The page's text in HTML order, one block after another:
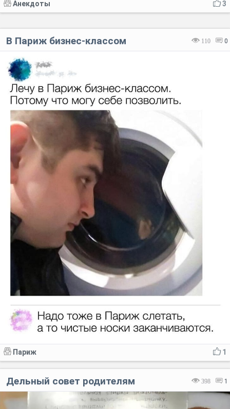
3
Анекдоты
110 0
В Париж бизнес-классом
1
Париж
398 1
Дельный совет родителям